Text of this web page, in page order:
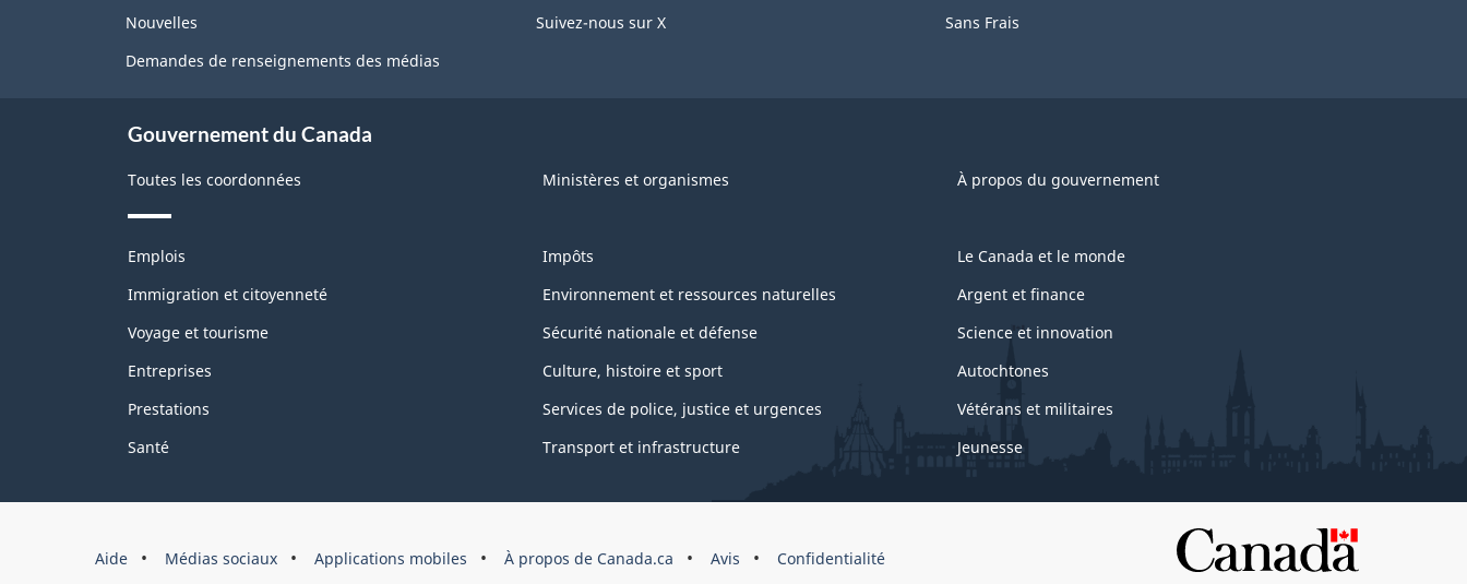
Nouvelles
Suivez-nous sur X
Sans Frais
Demandes de renseignements des médias
Gouvernement du Canada
Toutes les coordonnées Ministères et organismes À propos du gouvernement
Thèmes
sujets
Emplois
Immigration et citoyenneté
Voyage et tourisme
Entreprises
Prestations
Santé
Impôts
Environnement et ressources naturelles
Sécurité nationale et défense
Culture, histoire et sport
Services de police, justice et urgences
Transport et infrastructure
Le Canada et le monde
Argent et finance
Science et innovation
Autochtones
Vétérans et militaires
Jeunesse
Marque
Aide Médias sociaux Applications mobiles À propos de Canada.ca Avis Confidentialité